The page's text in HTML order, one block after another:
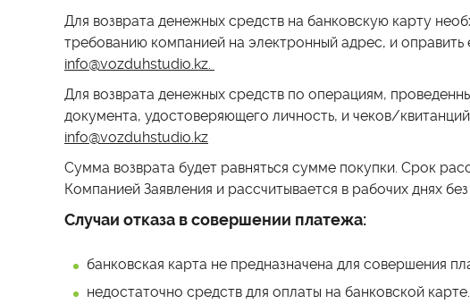
Для возврата денежных средств на банковскую карту
требованию компанией на электронный адрес, и
info@vozduhstudio.kz.
Для возврата денежных средств по операциям,
документа, удостоверяющего личность, и чеков/
info@vozduhstudio.kz
Сумма возврата будет равняться сумме покупки. Срок
Компанией Заявления и рассчитывается в рабочих днях
Случаи отказа в совершении платежа:
банковская карта не предназначена для совершения
недостаточно средств для оплаты на банковской